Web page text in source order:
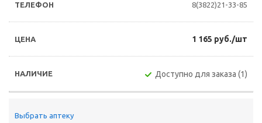
8(3822)21-33-85
1 165 руб./шт
Доступно для заказа (1)
Выбрать аптеку